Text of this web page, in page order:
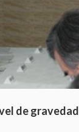
de gravedad